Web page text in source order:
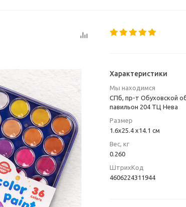
Характеристики
Мы находимся
СПб, пр-т Обуховской
павильон 204 ТЦ Нева
Размер
1.6x25.4 x14.1 см
Вес, кг
0.260
ШтрихКод
4606224311944